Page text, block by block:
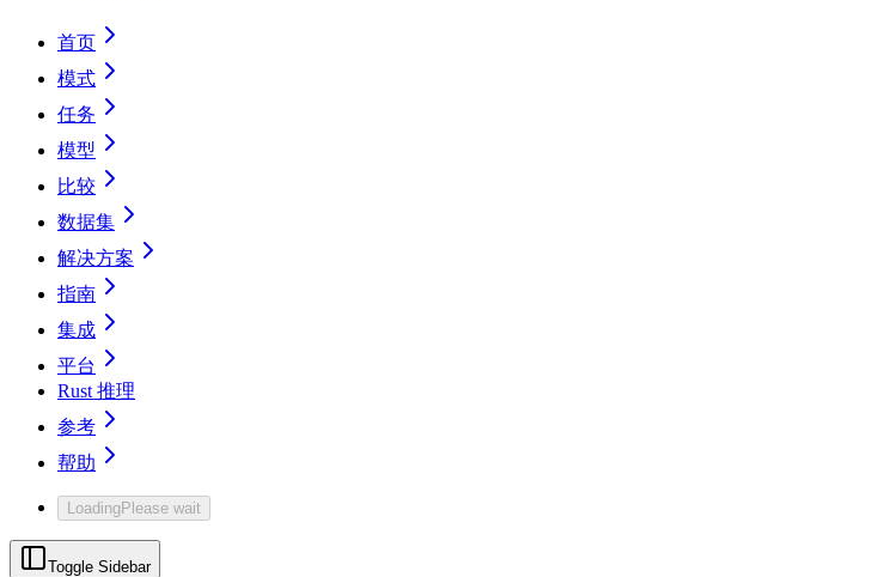
首页
模式
任务
模型
比较
数据集
解决方案
指南
集成
平台
Rust 推理
参考
帮助
LoadingPlease wait
Toggle Sidebar